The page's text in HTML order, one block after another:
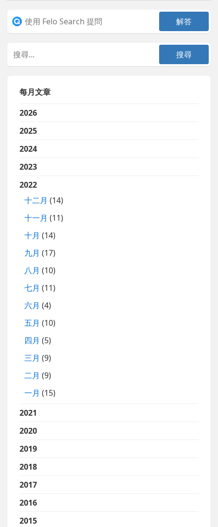
每月文章
2026
2025
2024
2023
2022
十二月 (14)
十一月 (11)
十月 (14)
九月 (17)
八月 (10)
七月 (11)
六月 (4)
五月 (10)
四月 (5)
三月 (9)
二月 (9)
一月 (15)
2021
2020
2019
2018
2017
2016
2015